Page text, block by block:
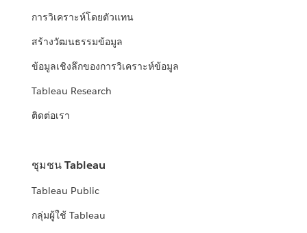
การวิเคราะห์โดยตัวแทน
สร้างวัฒนธรรมข้อมูล
ข้อมูลเชิงลึกของการวิเคราะห์ข้อมูล
Tableau Research
ติดต่อเรา
ชุมชน Tableau
Tableau Public
กลุ่มผู้ใช้ Tableau